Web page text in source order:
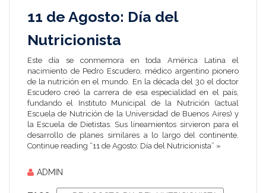
11 de Agosto: Día del
Nutricionista
Este día se conmemora en toda América Latina el
nacimiento de Pedro Escudero, médico argentino pionero
de la nutrición en el mundo. En la década del 30 el doctor
Escudero creó la carrera de esa especialidad en el país,
fundando el Instituto Municipal de la Nutrición (actual
Escuela de Nutrición de la Universidad de Buenos Aires) y
la Escuela de Dietistas. Sus lineamientos sirvieron para el
desarrollo de planes similares a lo largo del continente.
Continue reading “11 de Agosto: Día del Nutricionista” »
ADMIN